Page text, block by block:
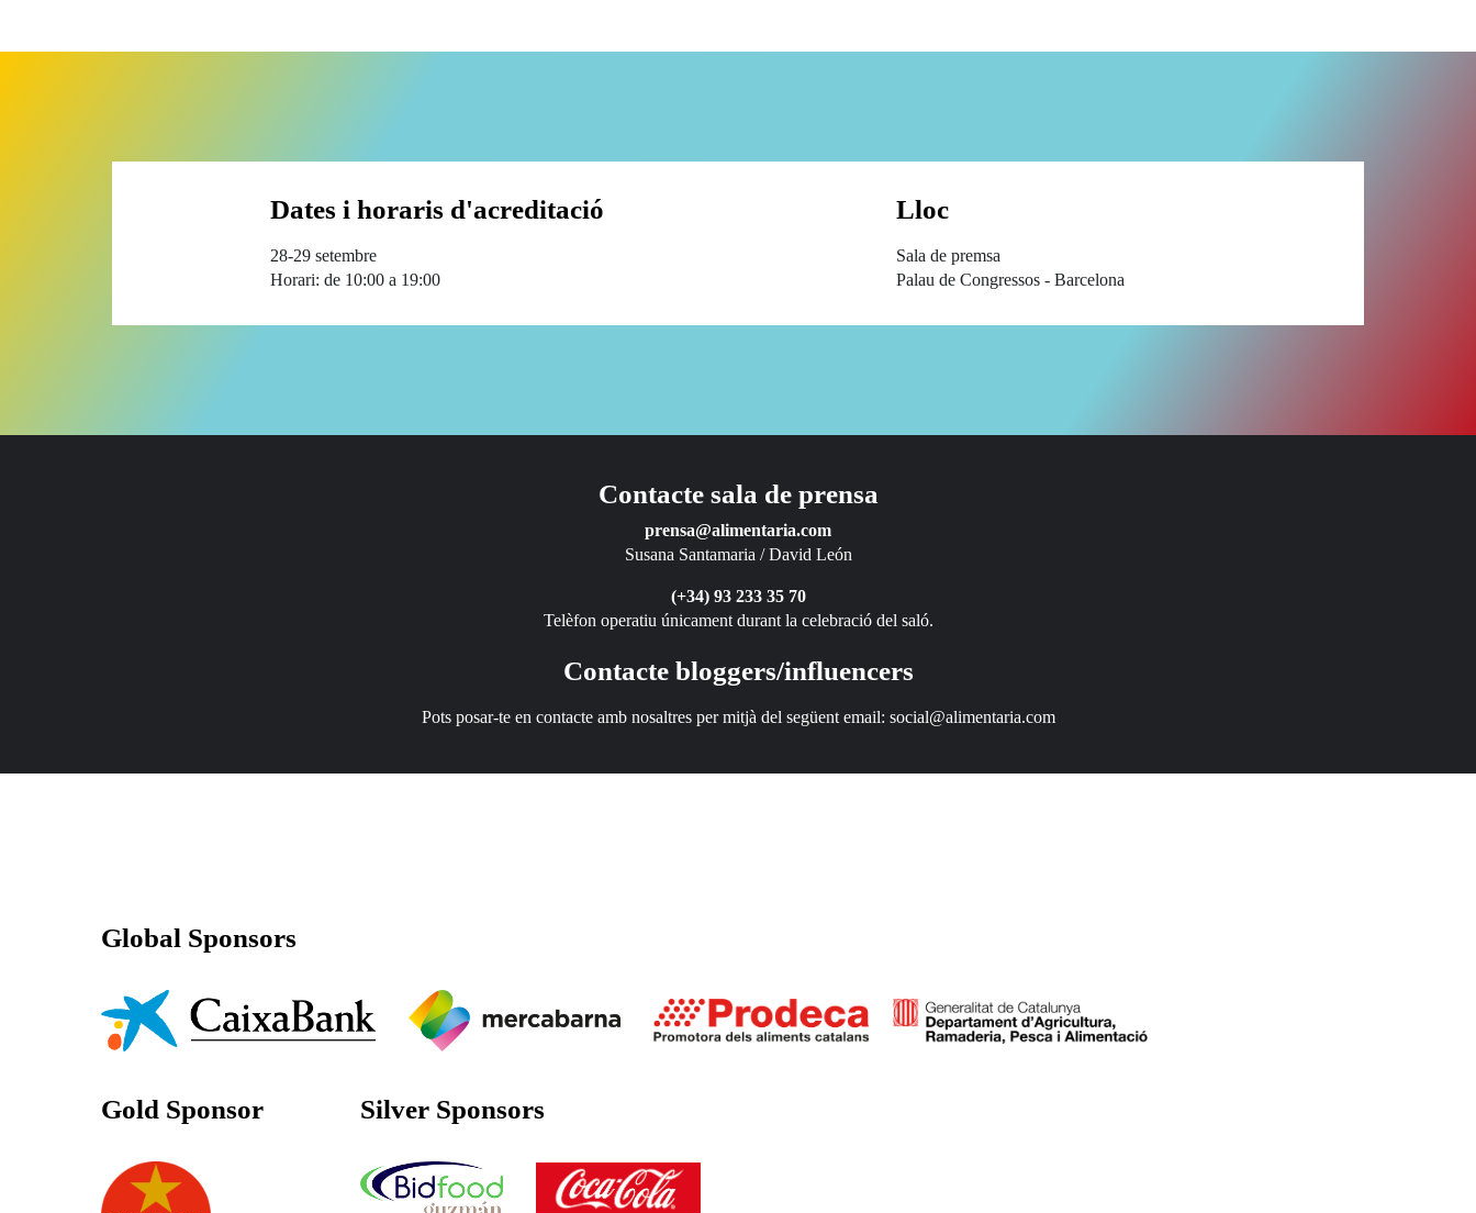
Dates i horaris d'acreditació
28-29 setembre
Horari: de 10:00 a 19:00
Lloc
Sala de premsa
Palau de Congressos - Barcelona
Contacte sala de prensa
prensa@alimentaria.com
Susana Santamaria / David León
(+34) 93 233 35 70
Telèfon operatiu únicament durant la celebració del saló.
Contacte bloggers/influencers
Pots posar-te en contacte amb nosaltres per mitjà del següent email: social@alimentaria.com
Global Sponsors
Gold Sponsor Silver Sponsors